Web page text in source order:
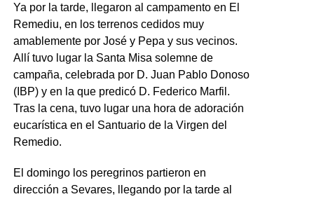
Ya por la tarde, llegaron al campamento en El
Remediu, en los terrenos cedidos muy
amablemente por José y Pepa y sus vecinos.
Allí tuvo lugar la Santa Misa solemne de
campaña, celebrada por D. Juan Pablo Donoso
(IBP) y en la que predicó D. Federico Marfil.
Tras la cena, tuvo lugar una hora de adoración
eucarística en el Santuario de la Virgen del
Remedio.
El domingo los peregrinos partieron en
dirección a Sevares, llegando por la tarde al